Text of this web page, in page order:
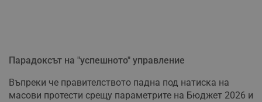
Парадоксът на "успешното" управление
Въпреки че правителството падна под натиска на
масови протести срещу параметрите на Бюджет 2026 и